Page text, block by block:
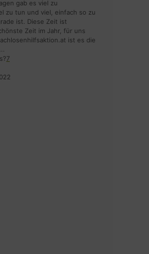
gab es viel zu
zu tun und viel, einfach so zu
ist. Diese Zeit ist
Zeit im Jahr, für uns
ist es die
7